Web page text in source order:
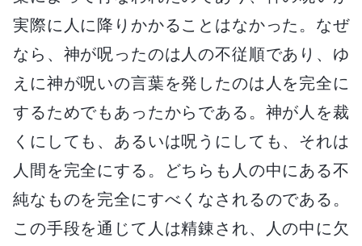
実際に人に降りかかることはなかった。なぜ
なら、神が呪ったのは人の不従順であり、ゆ
えに神が呪いの言葉を発したのは人を完全に
するためでもあったからである。神が人を裁
くにしても、あるいは呪うにしても、それは
人間を完全にする。どちらも人の中にある不
純なものを完全にすべくなされるのである。
この手段を通じて人は精錬され、人の中に欠